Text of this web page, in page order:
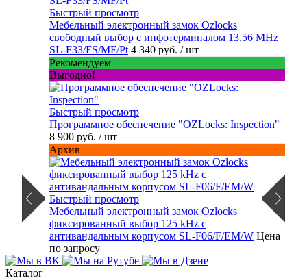
Быстрый просмотр
Мебельный электронный замок Ozlocks
свободный выбор с инфотерминалом 13,56 MHz
SL-F33/FS/MF/Pt 4 340 руб. / шт
Рекомендуем
Выгодно!
Быстрый просмотр
Программное обеспечение "OZLocks: Inspection"
8 900 руб. / шт
Архив
Быстрый просмотр
Мебельный электронный замок Ozlocks
фиксированный выбор 125 kHz с
антивандальным корпусом SL-F06/F/EM/W Цена
по запросу
Каталог